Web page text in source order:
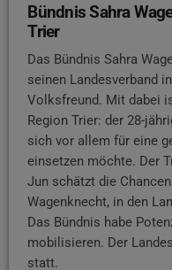
Bündnis Sahra
Trier
Das Bündnis Sahra
seinen Landesverband
Volksfreund. Mit dabei
Region Trier: der 28-
sich vor allem für eine
einsetzen möchte. Der
Jun schätzt die
Wagenknecht, in den
Das Bündnis habe
mobilisieren. Der
statt.